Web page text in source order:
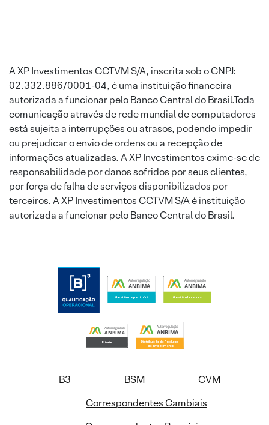
A XP Investimentos CCTVM S/A, inscrita sob o CNPJ:
02.332.886/0001-04, é uma instituição financeira
autorizada a funcionar pelo Banco Central do Brasil.Toda
comunicação através de rede mundial de computadores
está sujeita a interrupções ou atrasos, podendo impedir
ou prejudicar o envio de ordens ou a recepção de
informações atualizadas. A XP Investimentos exime-se de
responsabilidade por danos sofridos por seus clientes,
por força de falha de serviços disponibilizados por
terceiros. A XP Investimentos CCTVM S/A é instituição
autorizada a funcionar pelo Banco Central do Brasil.
B3 BSM
CVM
Correspondentes Cambiais